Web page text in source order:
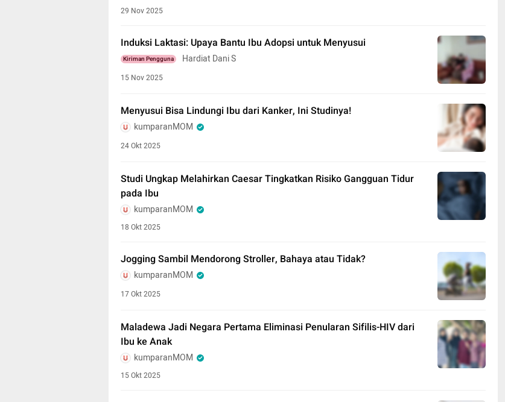
29 Nov 2025
Induksi Laktasi: Upaya Bantu Ibu Adopsi untuk Menyusui
Kiriman Pengguna Hardiat Dani S
15 Nov 2025
Menyusui Bisa Lindungi Ibu dari Kanker, Ini Studinya!
kumparanMOM
24 Okt 2025
Studi Ungkap Melahirkan Caesar Tingkatkan Risiko Gangguan Tidur
pada Ibu
kumparanMOM
18 Okt 2025
Jogging Sambil Mendorong Stroller, Bahaya atau Tidak?
kumparanMOM
17 Okt 2025
Maladewa Jadi Negara Pertama Eliminasi Penularan Sifilis-HIV dari
Ibu ke Anak
kumparanMOM
15 Okt 2025